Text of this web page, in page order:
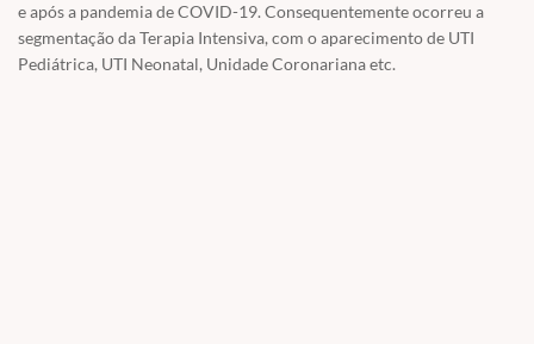
e após a pandemia de COVID-19. Consequentemente ocorreu a
segmentação da Terapia Intensiva, com o aparecimento de UTI
Pediátrica, UTI Neonatal, Unidade Coronariana etc.